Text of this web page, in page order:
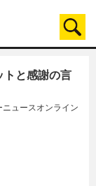
トと感謝の言
ニュースオンライン